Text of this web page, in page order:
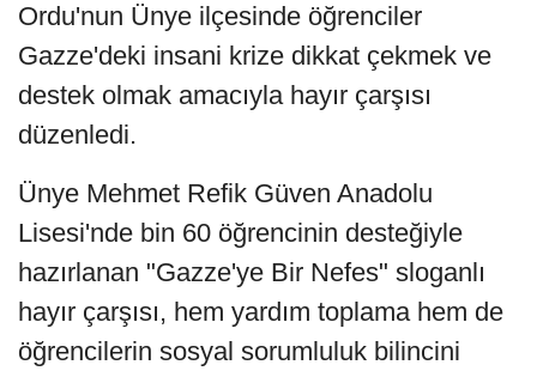
Ordu'nun Ünye ilçesinde öğrenciler
Gazze'deki insani krize dikkat çekmek ve
destek olmak amacıyla hayır çarşısı
düzenledi.
Ünye Mehmet Refik Güven Anadolu
Lisesi'nde bin 60 öğrencinin desteğiyle
hazırlanan "Gazze'ye Bir Nefes" sloganlı
hayır çarşısı, hem yardım toplama hem de
öğrencilerin sosyal sorumluluk bilincini